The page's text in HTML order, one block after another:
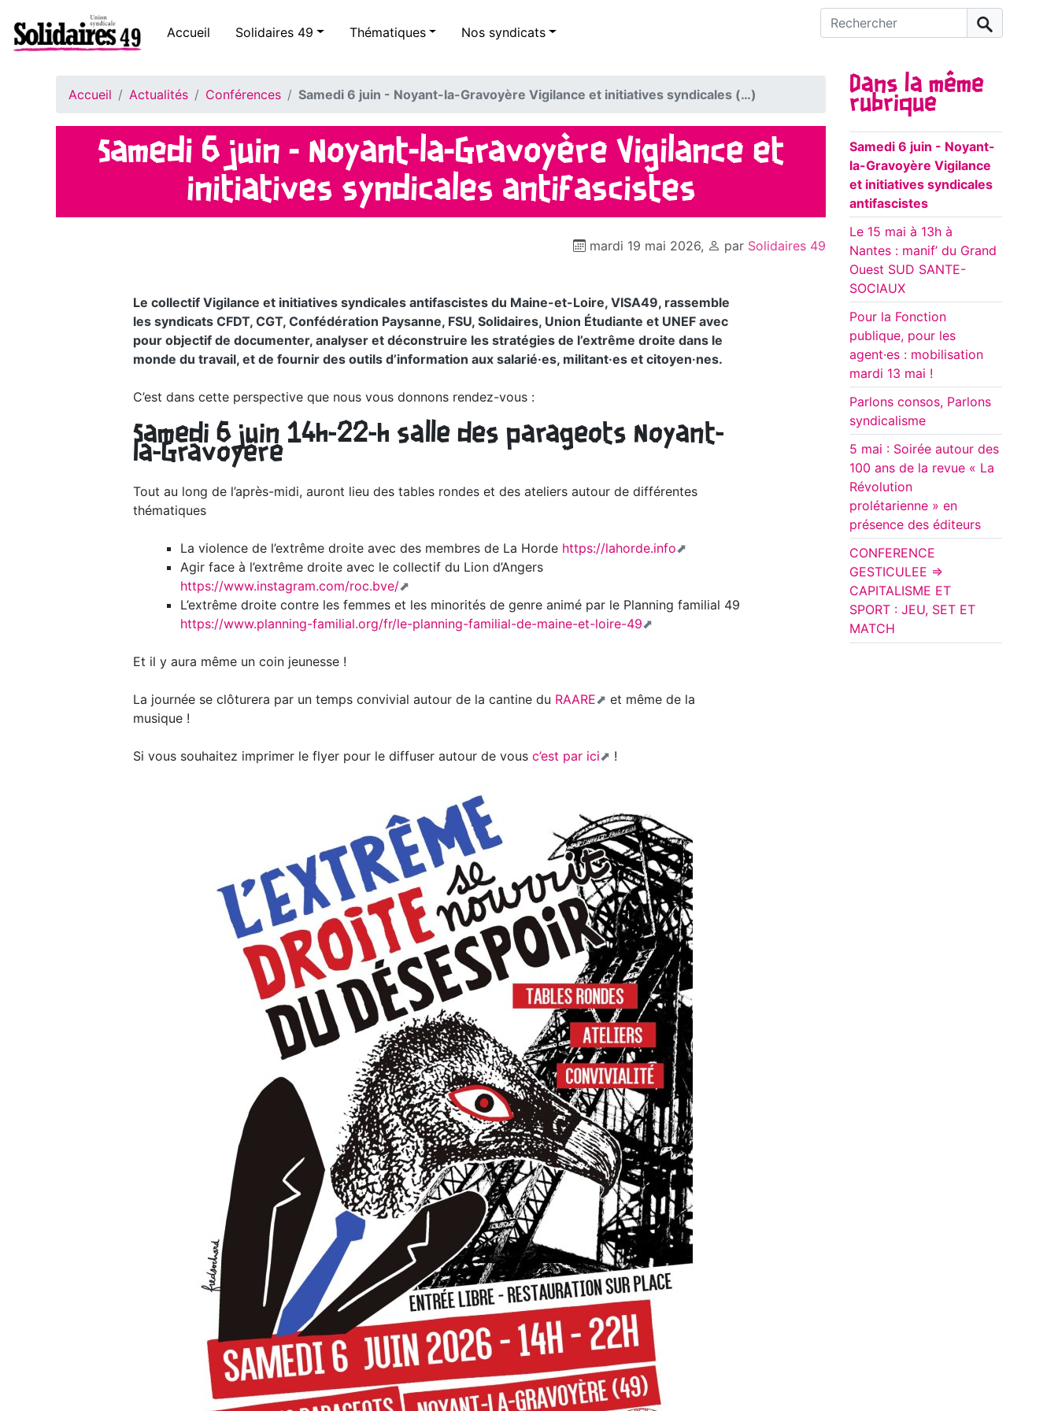
Accueil Solidaires 49 Thématiques Nos syndicats
Rechercher :
Accueil Actualités Conférences Samedi 6 juin - Noyant-la-Gravoyère Vigilance et initiatives syndicales (…)
Samedi 6 juin - Noyant-la-Gravoyère Vigilance et
initiatives syndicales antifascistes
mardi 19 mai 2026, par Solidaires 49
Le collectif Vigilance et initiatives syndicales antifascistes du Maine-et-Loire, VISA49, rassemble
les syndicats CFDT, CGT, Confédération Paysanne, FSU, Solidaires, Union Étudiante et UNEF avec
pour objectif de documenter, analyser et déconstruire les stratégies de l’extrême droite dans le
monde du travail, et de fournir des outils d’information aux salarié·es, militant·es et citoyen·nes.
C’est dans cette perspective que nous vous donnons rendez-vous :
Samedi 6 juin 14h-22-h salle des parageots Noyant-
la-Gravoyère
Tout au long de l’après-midi, auront lieu des tables rondes et des ateliers autour de différentes
thématiques
La violence de l’extrême droite avec des membres de La Horde https://lahorde.info
Agir face à l’extrême droite avec le collectif du Lion d’Angers
https://www.instagram.com/roc.bve/
L’extrême droite contre les femmes et les minorités de genre animé par le Planning familial 49
https://www.planning-familial.org/fr/le-planning-familial-de-maine-et-loire-49
Et il y aura même un coin jeunesse !
La journée se clôturera par un temps convivial autour de la cantine du RAARE
et même de la
musique !
Si vous souhaitez imprimer le flyer pour le diffuser autour de vous c’est par ici !
Dans la même
rubrique
Samedi 6 juin - Noyant-
la-Gravoyère Vigilance
et initiatives syndicales
antifascistes
Le 15 mai à 13h à
Nantes : manif’ du Grand
Ouest SUD SANTE-
SOCIAUX
Pour la Fonction
publique, pour les
agent·es : mobilisation
mardi 13 mai !
Parlons consos, Parlons
syndicalisme
5 mai : Soirée autour des
100 ans de la revue « La
Révolution
prolétarienne » en
présence des éditeurs
CONFERENCE
GESTICULEE =>
CAPITALISME ET
SPORT : JEU, SET ET
MATCH